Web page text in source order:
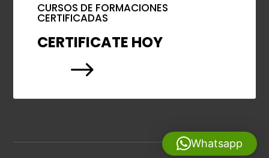
CURSOS DE FORMACIONES
CERTIFICADAS
CERTIFICATE HOY
$
Whatsapp